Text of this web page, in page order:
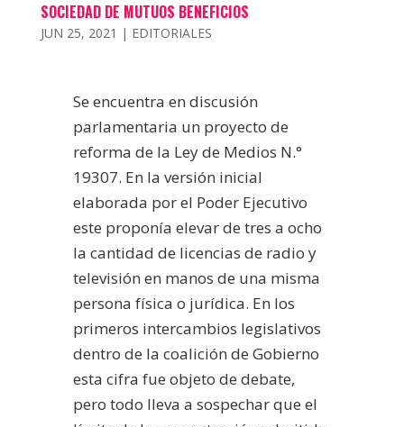
SOCIEDAD DE MUTUOS BENEFICIOS
JUN 25, 2021 | EDITORIALES
Se encuentra en discusión
parlamentaria un proyecto de
reforma de la Ley de Medios N.°
19307. En la versión inicial
elaborada por el Poder Ejecutivo
este proponía elevar de tres a ocho
la cantidad de licencias de radio y
televisión en manos de una misma
persona física o jurídica. En los
primeros intercambios legislativos
dentro de la coalición de Gobierno
esta cifra fue objeto de debate,
pero todo lleva a sospechar que el